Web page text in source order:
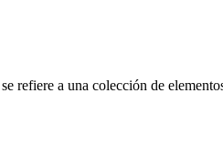
refiere a una colección de